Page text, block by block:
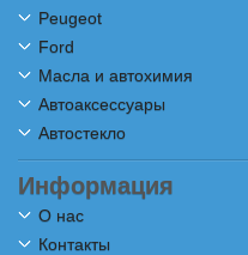
Peugeot
Ford
Масла и автохимия
Автоаксессуары
Автостекло
Информация
О нас
Контакты